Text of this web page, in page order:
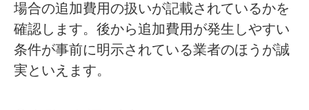
場合の追加費用の扱いが記載されているかを
確認します。後から追加費用が発生しやすい
条件が事前に明示されている業者のほうが誠
実といえます。